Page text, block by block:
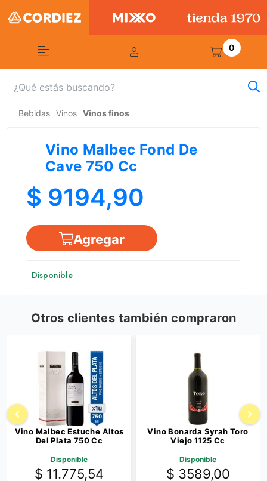
0
Bebidas Vinos Vinos finos
Vino Malbec Fond De
Cave 750 Cc
$ 9194,90
Agregar
Disponible
Otros clientes también compraron
Vino Malbec Estuche Altos
Del Plata 750 Cc
Disponible
$ 11.775,54
Vino Bonarda Syrah Toro
Viejo 1125 Cc
Disponible
$ 3589,00